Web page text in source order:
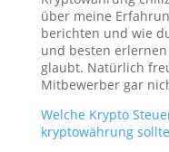
über meine
berichten und wie
und besten
glaubt. Natürlich
Mitbewerber gar
Welche Krypto
kryptowährung